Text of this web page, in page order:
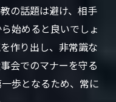
の話題は避け、相手
始めると良いでしょ
作り出し、非常識な
会でのマナーを守る
歩となるため、常に